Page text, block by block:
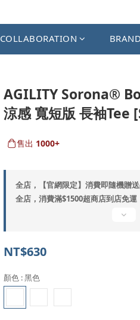
COLLABORATION
AGILITY Sorona®
涼感 寬短版 長袖Tee
售出 1000+
全店，【官網限定】消費即隨機贈
全店，消費滿$1500超商店到店免運
NT$630
顏色 : 黑色